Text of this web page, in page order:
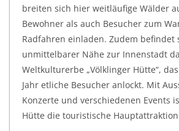
breiten sich hier weitläufige Wälder
Bewohner als auch Besucher zum
Radfahren einladen. Zudem befindet
unmittelbarer Nähe zur Innenstadt
Weltkulturerbe „Völklinger Hütte“,
Jahr etliche Besucher anlockt. Mit
Konzerte und verschiedenen Events
Hütte die touristische